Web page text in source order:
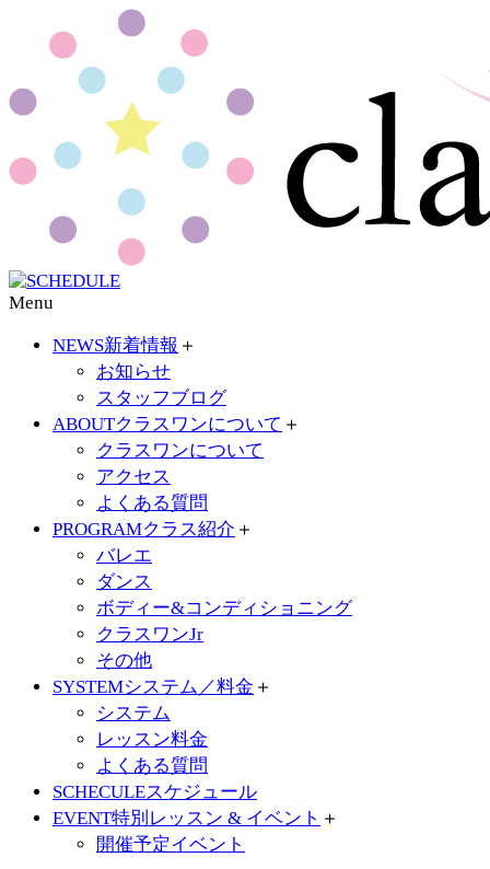
Menu
NEWS新着情報 ＋
お知らせ
スタッフブログ
ABOUTクラスワンについて ＋
クラスワンについて
アクセス
よくある質問
PROGRAMクラス紹介 ＋
バレエ
ダンス
ボディー&コンディショニング
クラスワンJr
その他
SYSTEMシステム／料金 ＋
システム
レッスン料金
よくある質問
SCHECULEスケジュール
EVENT特別レッスン & イベント ＋
開催予定イベント